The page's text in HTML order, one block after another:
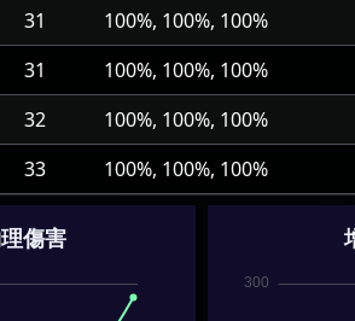
31 100%, 100%, 100%
31 100%, 100%, 100%
32 100%, 100%, 100%
33 100%, 100%, 100%